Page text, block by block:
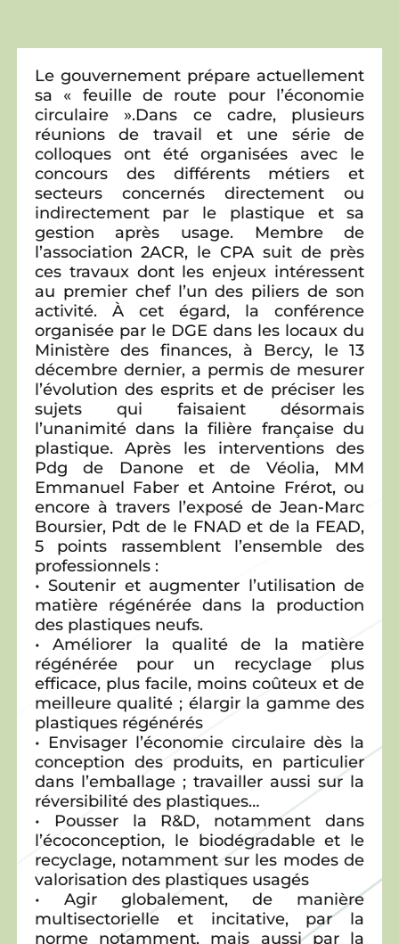
Le gouvernement prépare actuellement
sa « feuille de route pour l’économie
circulaire ».Dans ce cadre, plusieurs
réunions de travail et une série de
colloques ont été organisées avec le
concours des différents métiers et
secteurs concernés directement ou
indirectement par le plastique et sa
gestion après usage. Membre de
l’association 2ACR, le CPA suit de près
ces travaux dont les enjeux intéressent
au premier chef l’un des piliers de son
activité. À cet égard, la conférence
organisée par le DGE dans les locaux du
Ministère des finances, à Bercy, le 13
décembre dernier, a permis de mesurer
l’évolution des esprits et de préciser les
sujets qui faisaient désormais
l’unanimité dans la filière française du
plastique. Après les interventions des
Pdg de Danone et de Véolia, MM
Emmanuel Faber et Antoine Frérot, ou
encore à travers l’exposé de Jean-Marc
Boursier, Pdt de le FNAD et de la FEAD,
5 points rassemblent l’ensemble des
professionnels :
• Soutenir et augmenter l’utilisation de
matière régénérée dans la production
des plastiques neufs.
• Améliorer la qualité de la matière
régénérée pour un recyclage plus
efficace, plus facile, moins coûteux et de
meilleure qualité ; élargir la gamme des
plastiques régénérés
• Envisager l’économie circulaire dès la
conception des produits, en particulier
dans l’emballage ; travailler aussi sur la
réversibilité des plastiques…
• Pousser la R&D, notamment dans
l’écoconception, le biodégradable et le
recyclage, notamment sur les modes de
valorisation des plastiques usagés
• Agir globalement, de manière
multisectorielle et incitative, par la
norme notamment, mais aussi par la